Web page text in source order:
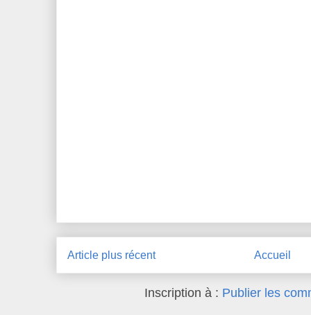
Article plus récent Accueil
Inscription à : Publier les